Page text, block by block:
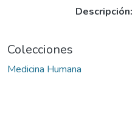
Descripción:
Colecciones
Medicina Humana